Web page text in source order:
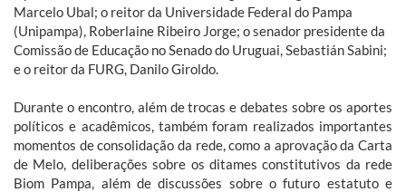
Marcelo Ubal; o reitor da Universidade Federal do Pampa
(Unipampa), Roberlaine Ribeiro Jorge; o senador presidente da
Comissão de Educação no Senado do Uruguai, Sebastián Sabini;
e o reitor da FURG, Danilo Giroldo.
Durante o encontro, além de trocas e debates sobre os aportes
políticos e acadêmicos, também foram realizados importantes
momentos de consolidação da rede, como a aprovação da Carta
de Melo, deliberações sobre os ditames constitutivos da rede
Biom Pampa, além de discussões sobre o futuro estatuto e